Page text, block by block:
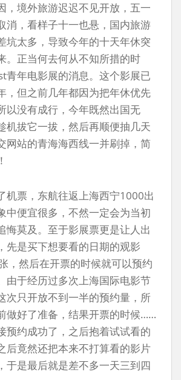
，境外旅游迟迟不见开放，五一
消，看样子十一也悬，国内旅游
坑太多，导致今年的十天年休突
。正当何去何从不知所措的时
青年电影展的消息。这个影展已
，但之前几年都因为把年休优先
以没有成行，今年既然出国无
机拔它一拔，然后再顺便抽几天
网站的青海海西线一并刷掉，简
机票，东航往返上海西宁1000出
中便宜很多，不然一定会为当初
悔莫及。至于影展票更是让人出
先是买下想要看的日期的观影
，然后在开票的时候就可以预约
由于经历过多次上海国际电影节
次只开放不到一半的预约量，所
做好了准备，结果开票的时候……
预约成功了，之后抱着试试看的
后竟然还把本来不打算看的影片
于是最后就是差不多一天三到四